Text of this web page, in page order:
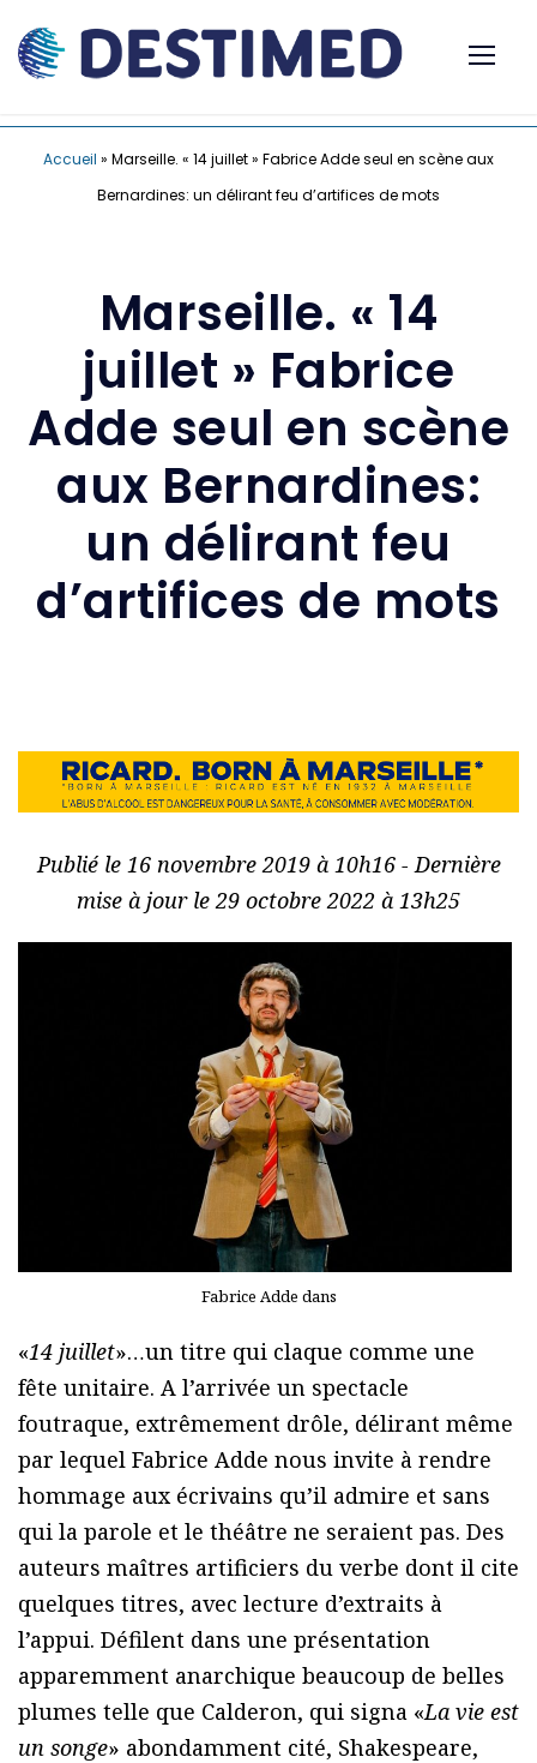
Accueil » Marseille. « 14 juillet » Fabrice Adde seul en scène aux
Bernardines: un délirant feu d’artifices de mots
Marseille. « 14
juillet » Fabrice
Adde seul en scène
aux Bernardines:
un délirant feu
d’artifices de mots
Publié le 16 novembre 2019 à 10h16 - Dernière
mise à jour le 29 octobre 2022 à 13h25
Fabrice Adde dans
«14 juillet»…un titre qui claque comme une
fête unitaire. A l’arrivée un spectacle
foutraque, extrêmement drôle, délirant même
par lequel Fabrice Adde nous invite à rendre
hommage aux écrivains qu’il admire et sans
qui la parole et le théâtre ne seraient pas. Des
auteurs maîtres artificiers du verbe dont il cite
quelques titres, avec lecture d’extraits à
l’appui. Défilent dans une présentation
apparemment anarchique beaucoup de belles
plumes telle que Calderon, qui signa «La vie est
un songe» abondamment cité, Shakespeare,